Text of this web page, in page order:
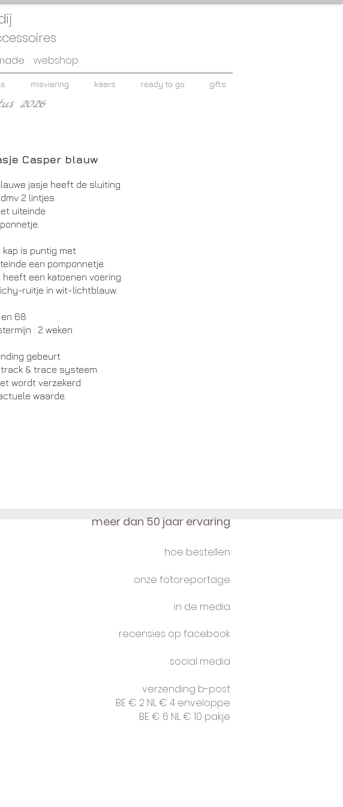
webshop
misviering kaars ready to go gifts
2026
Casper blauw
jasje heeft de sluiting
2 lintjes
uiteinde
kap is puntig met
een pomponnetje.
heeft een katoenen voering
ruitje in wit-lichtblauw.
68
: 2 weken
gebeurt
& trace systeem.
wordt verzekerd
waarde.
meer dan 50 jaar ervaring
hoe bestellen
onze fotoreportage
in de media
recensies op facebook
social media
verzending b-post
BE € 2 NL € 4 enveloppe
BE € 6 NL € 10 pakje